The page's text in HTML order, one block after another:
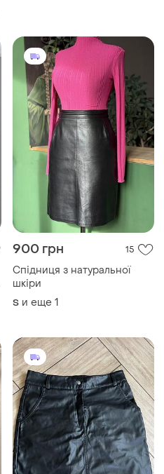
900 грн 15
Спідниця з натуральної
шкіри
S и еще 1